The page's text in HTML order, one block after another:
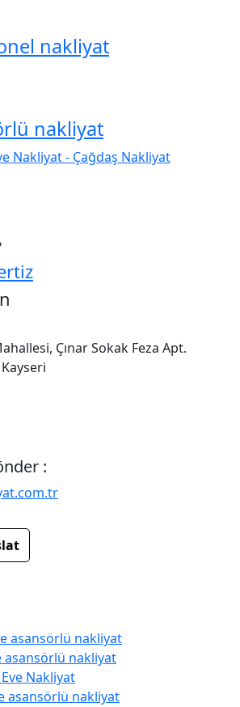
nakliyat
nakliyat
Çınar Sokak Feza Apt.
:
asansörlü nakliyat
asansörlü nakliyat
Nakliyat
asansörlü nakliyat